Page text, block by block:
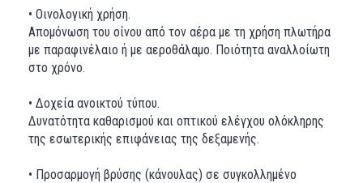
• Οινολογική χρήση.
Απομόνωση του οίνου από τον αέρα με τη χρήση πλωτήρα
με παραφινέλαιο ή με αεροθάλαμο. Ποιότητα αναλλοίωτη
στο χρόνο.
• Δοχεία ανοικτού τύπου.
Δυνατότητα καθαρισμού και οπτικού ελέγχου ολόκληρης
της εσωτερικής επιφάνειας της δεξαμενής.
• Προσαρμογή βρύσης (κάνουλας) σε συγκολλημένο